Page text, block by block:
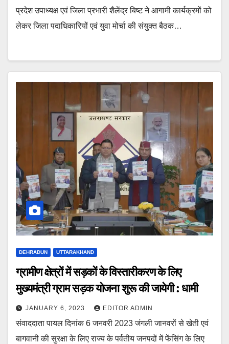
प्रदेश उपाध्यक्ष एवं जिला प्रभारी शैलेंद्र बिष्ट ने आगामी कार्यक्रमों को
लेकर जिला पदाधिकारियों एवं युवा मोर्चा की संयुक्त बैठक…
DEHRADUN UTTARAKHAND
ग्रामीण क्षेत्रों में सड़कों के विस्तारीकरण के लिए
मुख्यमंत्री ग्राम सड़क योजना शुरू की जायेगी : धामी
JANUARY 6, 2023 EDITOR ADMIN
संवाददाता पायल दिनांक 6 जनवरी 2023 जंगली जानवरों से खेती एवं
बागवानी की सुरक्षा के लिए राज्य के पर्वतीय जनपदों में फेंसिंग के लिए